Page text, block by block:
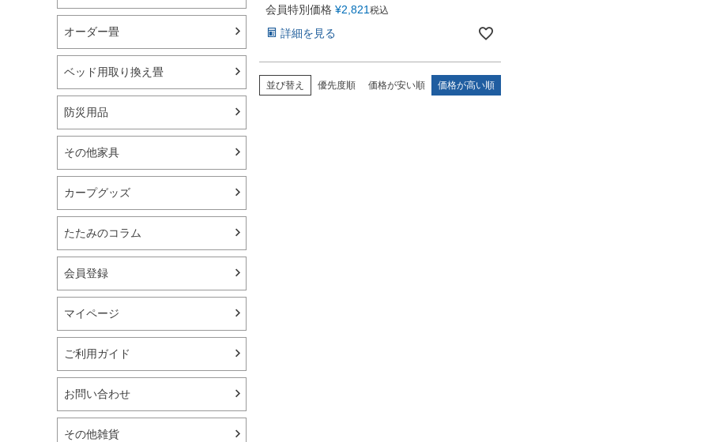
オーダー畳
ベッド用取り換え畳
防災用品
その他家具
カープグッズ
たたみのコラム
会員登録
マイページ
ご利用ガイド
お問い合わせ
その他雑貨
会員特別価格 ¥2,821 税込
詳細を見る
並び替え 優先度順 価格が安い順 価格が高い順